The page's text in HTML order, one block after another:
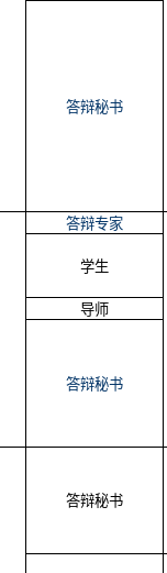
答辩秘书
答辩专家
学生
导师
答辩秘书
答辩秘书